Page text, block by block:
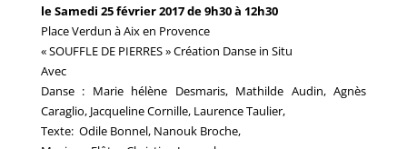
le Samedi 25 février 2017 de 9h30 à 12h30
Place Verdun à Aix en Provence
« SOUFFLE DE PIERRES » Création Danse in Situ
Avec
Danse : Marie hélène Desmaris, Mathilde Audin, Agnès
Caraglio, Jacqueline Cornille, Laurence Taulier,
Texte: Odile Bonnel, Nanouk Broche,